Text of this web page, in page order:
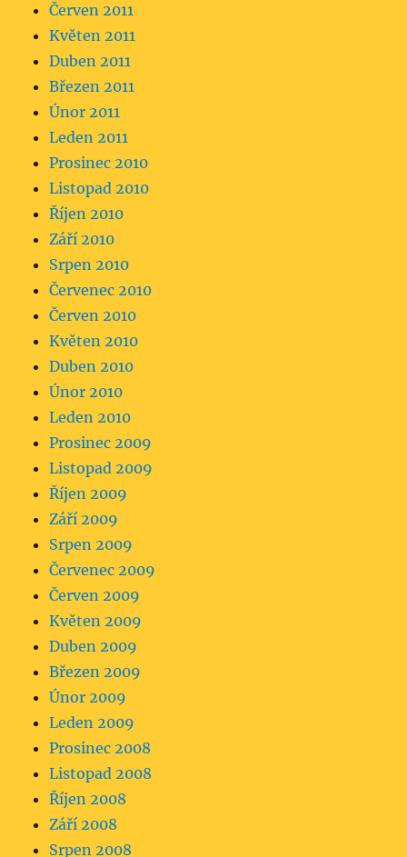
Červen 2011
Květen 2011
Duben 2011
Březen 2011
Únor 2011
Leden 2011
Prosinec 2010
Listopad 2010
Říjen 2010
Září 2010
Srpen 2010
Červenec 2010
Červen 2010
Květen 2010
Duben 2010
Únor 2010
Leden 2010
Prosinec 2009
Listopad 2009
Říjen 2009
Září 2009
Srpen 2009
Červenec 2009
Červen 2009
Květen 2009
Duben 2009
Březen 2009
Únor 2009
Leden 2009
Prosinec 2008
Listopad 2008
Říjen 2008
Září 2008
Srpen 2008